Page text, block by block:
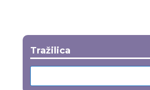
Tražilica